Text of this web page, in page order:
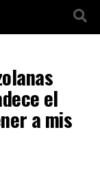
el
a mis